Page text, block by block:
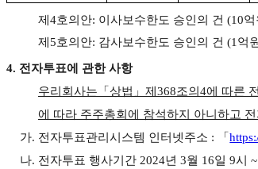
제4호의안: 이사보수한도 승인의 건 (10
제5호의안: 감사보수한도 승인의 건 (1억
4. 전자투표에 관한 사항
우리회사는「상법」제 368조의 4에 따른
에 따라 주주총회에 참석하지 아니하고
가. 전자투표관리시스템 인터넷주소 : 「
나. 전자투표 행사기간 2024년3월 16일 9시